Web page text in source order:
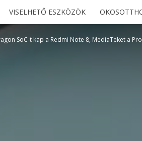
VISELHETŐ ESZKÖZÖK
SoC-t kap a Redmi Note 8, MediaTeket a